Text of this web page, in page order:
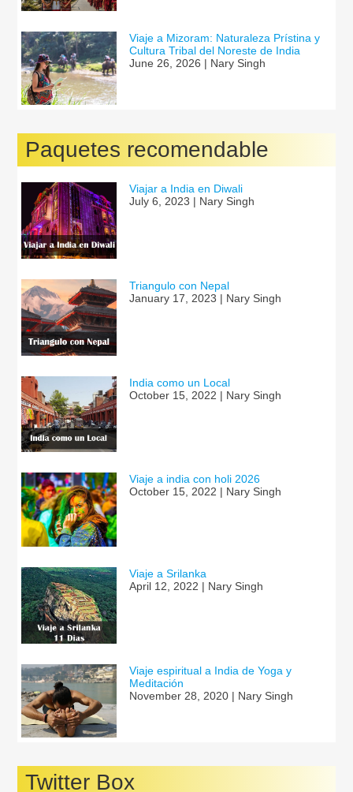
Viaje a Mizoram: Naturaleza Prístina y
Cultura Tribal del Noreste de India
June 26, 2026 | Nary Singh
Paquetes recomendable
Viajar a India en Diwali
July 6, 2023 | Nary Singh
Triangulo con Nepal
January 17, 2023 | Nary Singh
India como un Local
October 15, 2022 | Nary Singh
Viaje a india con holi 2026
October 15, 2022 | Nary Singh
Viaje a Srilanka
April 12, 2022 | Nary Singh
Viaje espiritual a India de Yoga y
Meditación
November 28, 2020 | Nary Singh
Twitter Box